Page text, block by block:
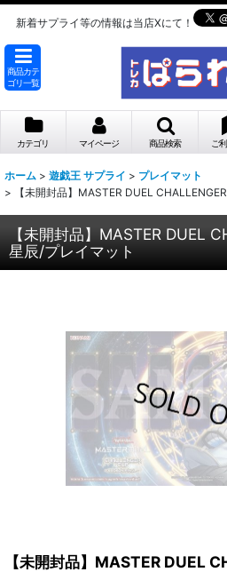
新着サプライ等の情報は当店Xにて！
商品カテ
ゴリ一覧
カテゴリ マイページ 商品検索 ご
ホーム > 遊戯王 サプライ > プレイマット
>
【未開封品】MASTER DUEL
【未開封品】MASTER DUEL
星辰/プレイマット
【未開封品】MASTER DUEL